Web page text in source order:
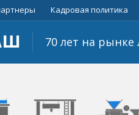
Кадровая политика
70 лет на